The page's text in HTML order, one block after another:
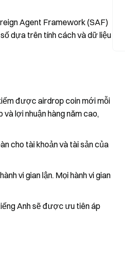
Agent Framework (SAF)
dựa trên tính cách và dữ liệu
được airdrop coin mới mỗi
lợi nhuận hàng năm cao,
cho tài khoản và tài sản của
vi gian lận. Mọi hành vi gian
Anh sẽ được ưu tiên áp